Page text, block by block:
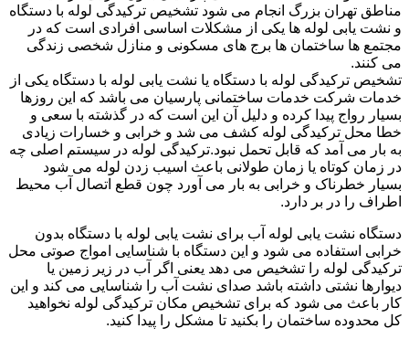
مناطق تهران بزرگ انجام می شود تشخیص ترکیدگی لوله با دستگاه
و نشت یابی لوله ها یکی از مشکلات اساسی افرادی است که در
مجتمع ها ساختمان ها برج های مسکونی و منازل شخصی زندگی
می کنند.
تشخیص ترکیدگی لوله با دستگاه یا نشت یابی لوله با دستگاه یکی از
خدمات شرکت خدمات ساختمانی پارسیان می باشد که این روزها
بسیار رواج پیدا کرده و دلیل آن این است که در گذشته با سعی و
خطا محل ترکیدگی لوله کشف می شد و خرابی و خسارات زیادی
به بار می آمد که قابل تحمل نبود.ترکیدگی لوله در سیستم اصلی چه
در زمان کوتاه یا زمان طولانی باعث اسیب زدن لوله می شود
بسیار خطرناک و خرابی به بار می آورد چون قطع اتصال آب محیط
اطراف را در بر دارد.
دستگاه نشت یابی لوله آب برای نشت یابی لوله با دستگاه بدون
خرابی استفاده می شود و این دستگاه با شناسایی امواج صوتی محل
ترکیدگی لوله را تشخیص می دهد یعنی اگر آب در زیر زمین یا
دیوارها نشتی داشته باشد صدای نشت آب را شناسایی می کند و این
کار باعث می شود که برای تشخیص مکان ترکیدگی لوله نخواهید
کل محدوده ساختمان را بکنید تا مشکل را پیدا کنید.